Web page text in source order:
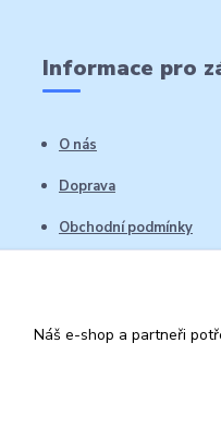
Informace pro
O nás
Doprava
Obchodní podmínky
Náš e-shop a partneři